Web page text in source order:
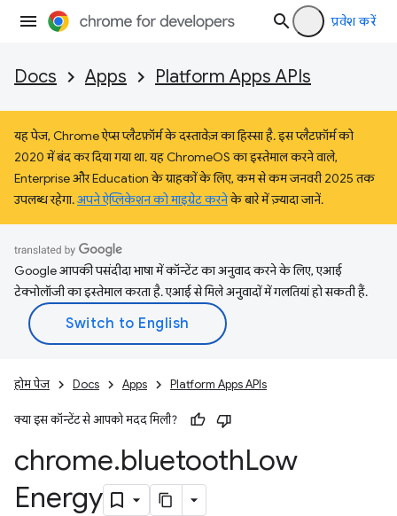
प्रवेश करें
Docs Apps Platform Apps APIs
यह पेज, Chrome ऐप्स प्लैटफ़ॉर्म के दस्तावेज़ का हिस्सा है. इस प्लैटफ़ॉर्म को
2020 में बंद कर दिया गया था. यह ChromeOS का इस्तेमाल करने वाले,
Enterprise और Education के ग्राहकों के लिए, कम से कम जनवरी 2025 तक
उपलब्ध रहेगा.अपने ऐप्लिकेशन को माइग्रेट करनेके बारे में ज़्यादा जानें.
Google आपकी पसंदीदा भाषा में कॉन्टेंट का अनुवाद करने के लिए, एआई
टेक्नोलॉजी का इस्तेमाल करता है. एआई से मिले अनुवादों में गलतियां हो सकती हैं.
होम पेज Docs Apps Platform Apps APIs
क्या इस कॉन्टेंट से आपको मदद मिली?
chrome.bluetoothLow
Energy